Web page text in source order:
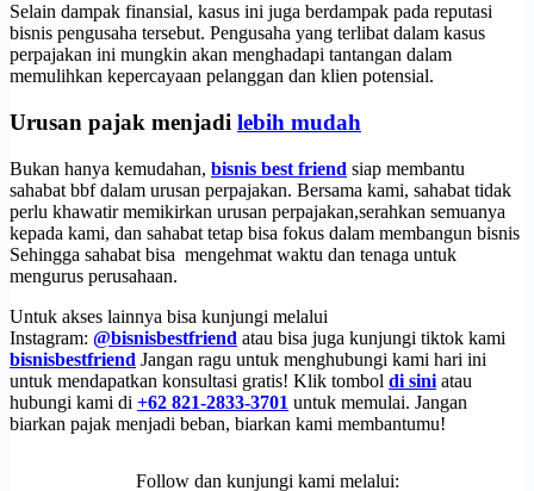
Selain dampak finansial, kasus ini juga berdampak pada reputasi
bisnis pengusaha tersebut. Pengusaha yang terlibat dalam kasus
perpajakan ini mungkin akan menghadapi tantangan dalam
memulihkan kepercayaan pelanggan dan klien potensial.
Urusan pajak menjadi lebih mudah
Bukan hanya kemudahan, bisnis best friend siap membantu
sahabat bbf dalam urusan perpajakan. Bersama kami, sahabat tidak
perlu khawatir memikirkan urusan perpajakan,serahkan semuanya
kepada kami, dan sahabat tetap bisa fokus dalam membangun bisnis
Sehingga sahabat bisa mengehmat waktu dan tenaga untuk
mengurus perusahaan.
Untuk akses lainnya bisa kunjungi melalui
Instagram: @bisnisbestfriend atau bisa juga kunjungi tiktok kami
bisnisbestfriend Jangan ragu untuk menghubungi kami hari ini
untuk mendapatkan konsultasi gratis! Klik tombol di sini atau
hubungi kami di +62 821-2833-3701 untuk memulai. Jangan
biarkan pajak menjadi beban, biarkan kami membantumu!
Follow dan kunjungi kami melalui: